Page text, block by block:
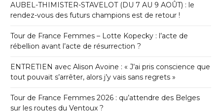
AUBEL-THIMISTER-STAVELOT (DU 7 AU 9 AOÛT) : le
rendez-vous des futurs champions est de retour !
Tour de France Femmes – Lotte Kopecky : l’acte de
rébellion avant l’acte de résurrection ?
ENTRETIEN avec Alison Avoine : « J’ai pris conscience que
tout pouvait s’arrêter, alors j’y vais sans regrets »
Tour de France Femmes 2026 : qu’attendre des Belges
sur les routes du Ventoux ?